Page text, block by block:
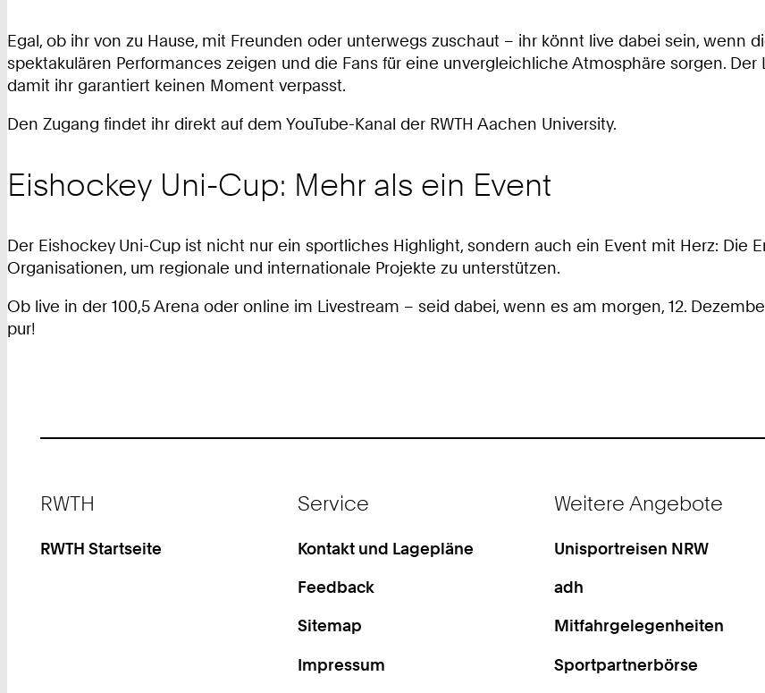
Egal, ob ihr von zu Hause, mit Freunden oder unterwegs zuschaut – ihr könnt live dabei sein, wenn
spektakulären Performances zeigen und die Fans für eine unvergleichliche Atmosphäre sorgen.
damit ihr garantiert keinen Moment verpasst.
Den Zugang findet ihr direkt auf dem YouTube-Kanal der RWTH Aachen University.
Eishockey Uni-Cup: Mehr als ein Event
Der Eishockey Uni-Cup ist nicht nur ein sportliches Highlight, sondern auch ein Event mit Herz: Die
Organisationen, um regionale und internationale Projekte zu unterstützen.
Ob live in der 100,5 Arena oder online im Livestream – seid dabei, wenn es am morgen, 12.
pur!
RWTH
RWTH Startseite
Service
Kontakt und Lagepläne
Feedback
Sitemap
Impressum
Weitere Angebote
Unisportreisen NRW
adh
Mitfahrgelegenheiten
Sportpartnerbörse